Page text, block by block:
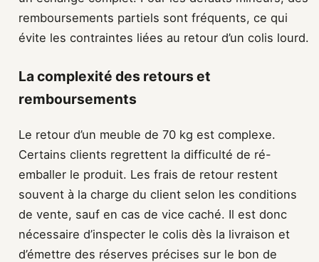
remboursements partiels sont fréquents, ce qui
évite les contraintes liées au retour d’un colis lourd.
La complexité des retours et
remboursements
Le retour d’un meuble de 70 kg est complexe.
Certains clients regrettent la difficulté de ré-
emballer le produit. Les frais de retour restent
souvent à la charge du client selon les conditions
de vente, sauf en cas de vice caché. Il est donc
nécessaire d’inspecter le colis dès la livraison et
d’émettre des réserves précises sur le bon de